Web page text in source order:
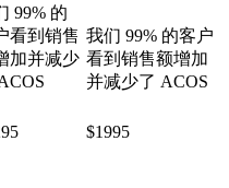
99% 的
看到销售
加并减少
我们 99% 的客户
看到销售额增加
并减少了 ACOS
$1995